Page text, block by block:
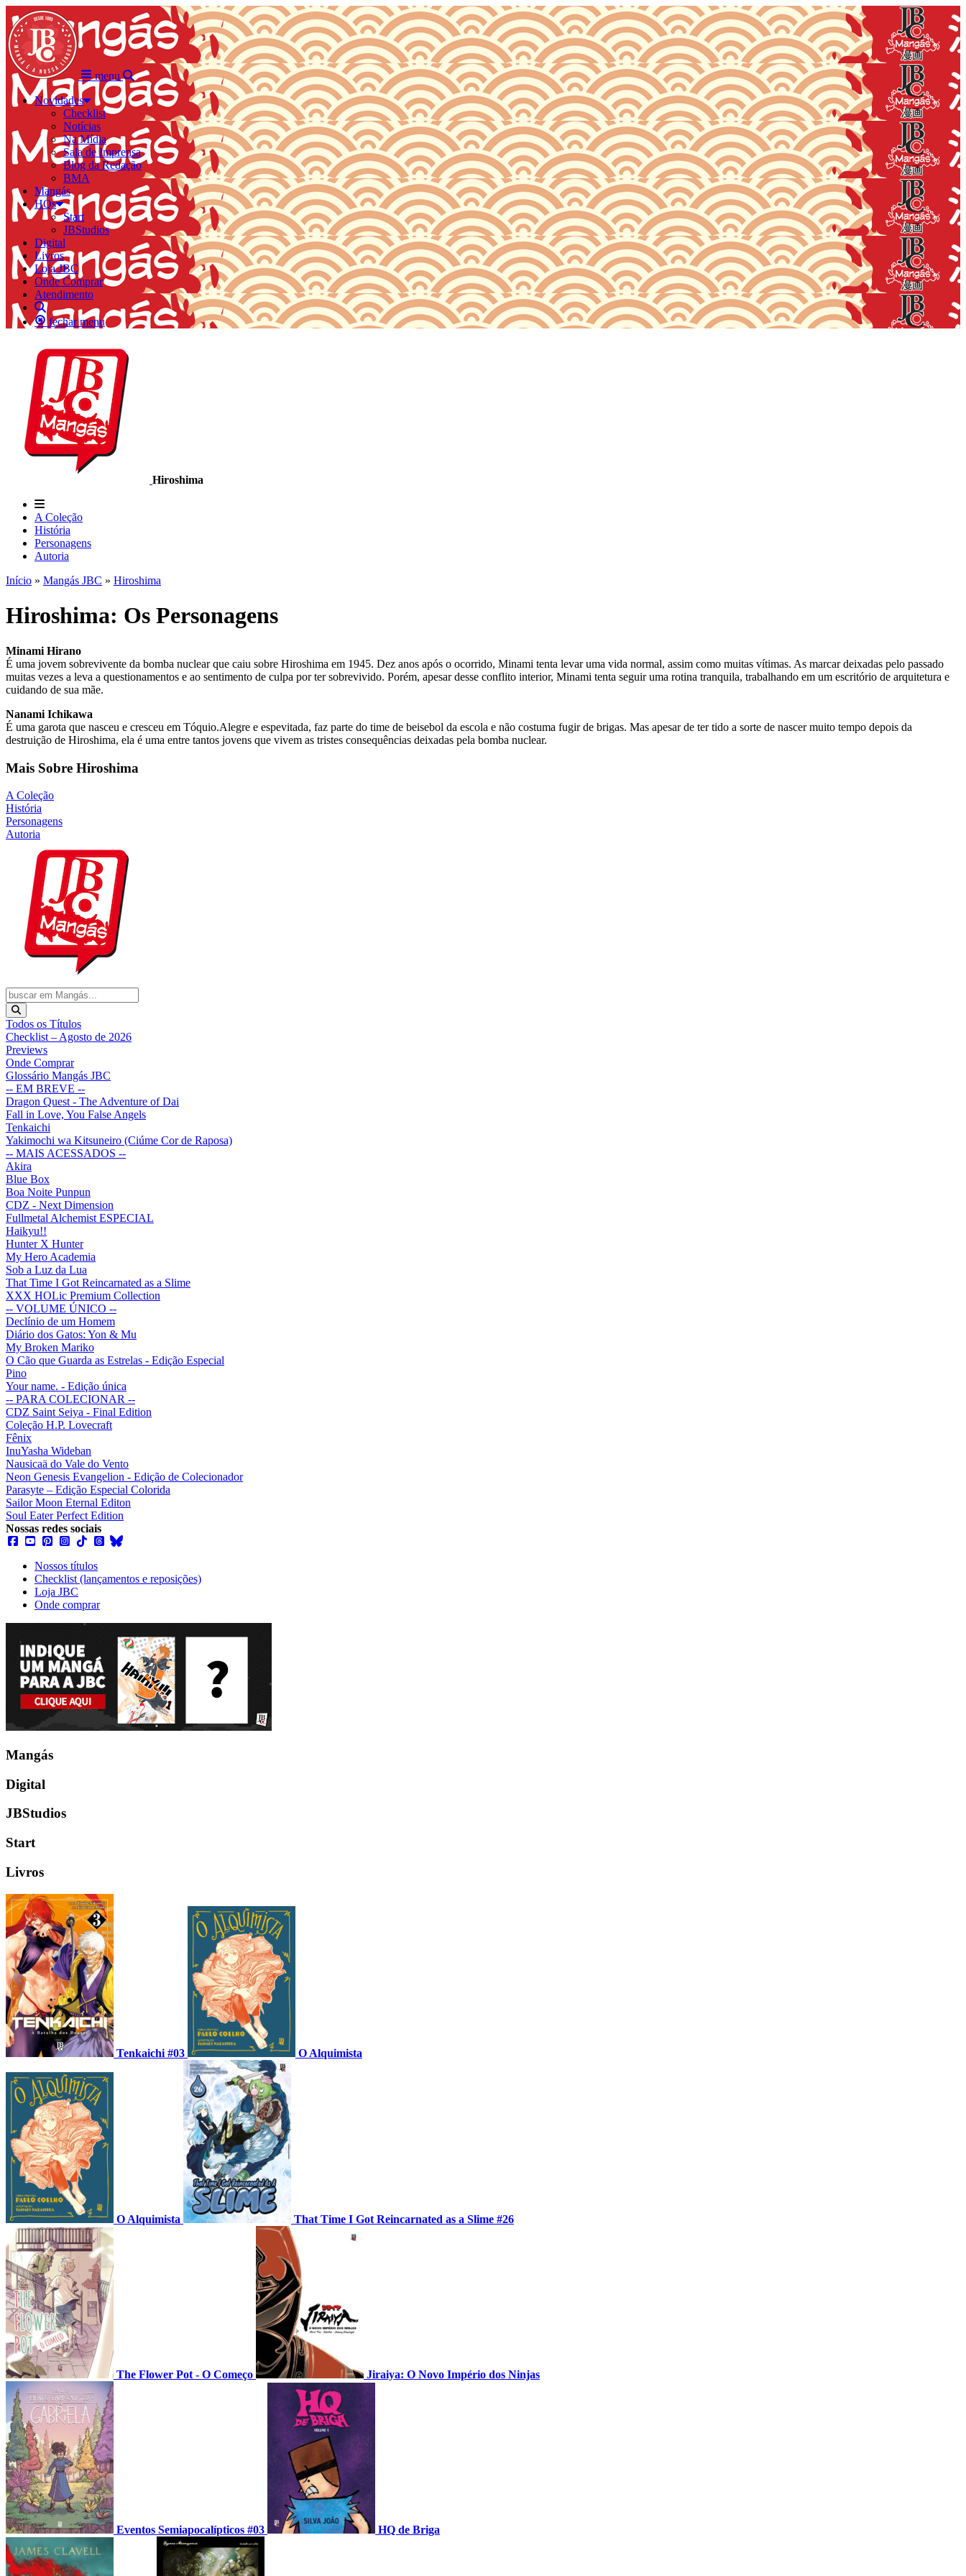
menu
Novidades
Checklist
Notícias
Na Mídia
Sala de Imprensa
Blog da Redação
BMA
Mangás
HQs
Start
JBStudios
Digital
Livros
Loja JBC
Onde Comprar
Atendimento
fechar menu
Hiroshima
A Coleção
História
Personagens
Autoria
Início » Mangás JBC » Hiroshima
Hiroshima: Os Personagens
Minami Hirano
É uma jovem sobrevivente da bomba nuclear que caiu sobre Hiroshima em 1945. Dez anos após o ocorrido, Minami tenta levar uma vida normal, assim como muitas vítimas. As marcar deixadas pelo passado
muitas vezes a leva a questionamentos e ao sentimento de culpa por ter sobrevivido. Porém, apesar desse conflito interior, Minami tenta seguir uma rotina tranquila, trabalhando em um escritório de arquitetura e
cuidando de sua mãe.
Nanami Ichikawa
É uma garota que nasceu e cresceu em Tóquio.Alegre e espevitada, faz parte do time de beisebol da escola e não costuma fugir de brigas. Mas apesar de ter tido a sorte de nascer muito tempo depois da
destruição de Hiroshima, ela é uma entre tantos jovens que vivem as tristes consequências deixadas pela bomba nuclear.
Mais Sobre Hiroshima
A Coleção
História
Personagens
Autoria
Todos os Títulos
Checklist – Agosto de 2026
Previews
Onde Comprar
Glossário Mangás JBC
-- EM BREVE --
Dragon Quest - The Adventure of Dai
Fall in Love, You False Angels
Tenkaichi
Yakimochi wa Kitsuneiro (Ciúme Cor de Raposa)
-- MAIS ACESSADOS --
Akira
Blue Box
Boa Noite Punpun
CDZ - Next Dimension
Fullmetal Alchemist ESPECIAL
Haikyu!!
Hunter X Hunter
My Hero Academia
Sob a Luz da Lua
That Time I Got Reincarnated as a Slime
XXX HOLic Premium Collection
-- VOLUME ÚNICO --
Declínio de um Homem
Diário dos Gatos: Yon & Mu
My Broken Mariko
O Cão que Guarda as Estrelas - Edição Especial
Pino
Your name. - Edição única
-- PARA COLECIONAR --
CDZ Saint Seiya - Final Edition
Coleção H.P. Lovecraft
Fênix
InuYasha Wideban
Nausicaä do Vale do Vento
Neon Genesis Evangelion - Edição de Colecionador
Parasyte – Edição Especial Colorida
Sailor Moon Eternal Editon
Soul Eater Perfect Edition
Nossas redes sociais
Nossos títulos
Checklist (lançamentos e reposições)
Loja JBC
Onde comprar
Mangás
Digital
JBStudios
Start
Livros
Tenkaichi #03 O Alquimista
O Alquimista That Time I Got Reincarnated as a Slime #26
The Flower Pot - O Começo Jiraiya: O Novo Império dos Ninjas
Eventos Semiapocalípticos #03 HQ de Briga